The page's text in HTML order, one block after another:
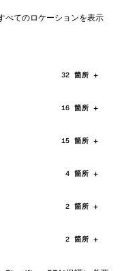
べてのロケーションを表示
32 箇所
16 箇所
15 箇所
4 箇所
2 箇所
2 箇所